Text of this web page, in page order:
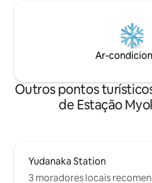
traslados para passeios turísticos
disponíveis por ¥ 2.000 a ¥ 8.000
volta) dentro de 2 horas em uma
direção.Para mais de 5 pessoas,
providenciarmos o aluguel de carro.
dias úteis de setembro ainda
disponíveis. Também é
Ar-
Outros pontos
de Estação
Yudanaka Station
3 moradores locais